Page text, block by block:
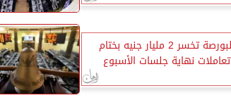
البورصة تخسر 2 مليار جنيه بختام
تعاملات نهاية جلسات الأسبوع